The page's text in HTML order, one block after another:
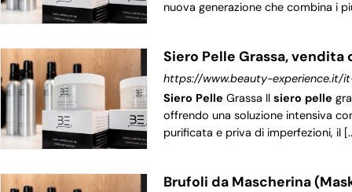
nuova generazione che combina i
Siero Pelle Grassa, vendita
https://www.beauty-experience.it/
Siero Pelle Grassa Ilsiero pelle
offrendo una soluzione intensiva
purificata e priva di imperfezioni, il
Brufoli da Mascherina